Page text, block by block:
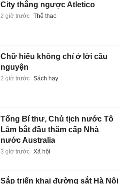
City thắng ngược Atletico
2 giờ trước Thể thao
Chữ hiếu không chỉ ở lời cầu
nguyện
2 giờ trước Sách hay
Tổng Bí thư, Chủ tịch nước Tô
Lâm bắt đầu thăm cấp Nhà
nước Australia
3 giờ trước Xã hội
Sắp triển khai đường sắt Hà Nội